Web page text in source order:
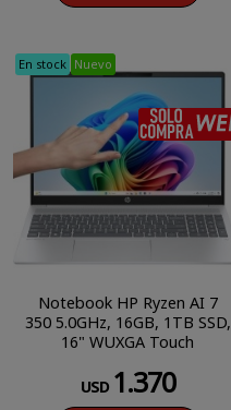
En stock Nuevo
Notebook HP Ryzen AI 7
350 5.0GHz, 16GB, 1TB SSD,
16" WUXGA Touch
USD 1.370